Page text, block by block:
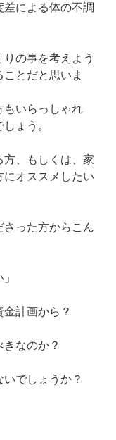
による体の不調
の事を考えよう
とだと思いま
もいらっしゃれ
ょう。
、もしくは、家
オススメしたい
った方からこん
計画から？
なのか？
でしょうか？